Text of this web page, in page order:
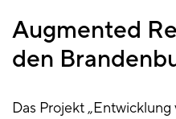
Augmented
den
Das Projekt